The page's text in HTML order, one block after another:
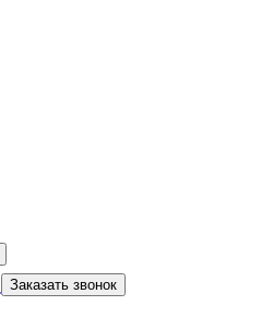
Заказать звонок